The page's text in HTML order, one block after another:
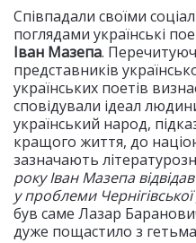
Співпадали своїми
поглядами українські
Іван Мазепа.
представників
українських поетів
сповідували ідеал
український народ,
кращого життя, до
зазначають
року Іван Мазепа
у проблеми
був саме Лазар
дуже пощастило з